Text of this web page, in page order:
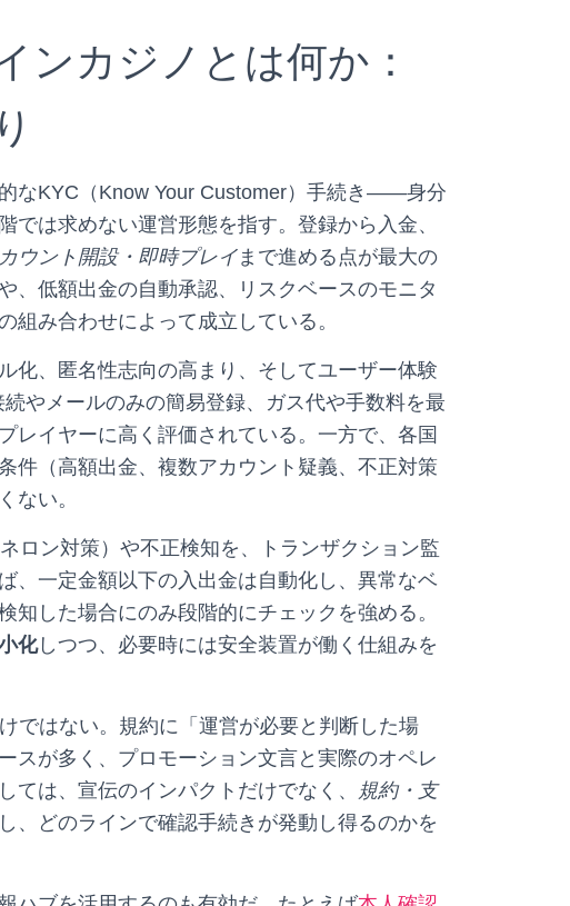
ンカジノとは何か：
なKYC（Know Your Customer）手続き――身分
は求めない運営形態を指す。登録から入金、
ウント開設・即時プレイまで進める点が最大の
、低額出金の自動承認、リスクベースのモニタ
組み合わせによって成立している。
化、匿名性志向の高まり、そしてユーザー体験
やメールのみの簡易登録、ガス代や手数料を最
レイヤーに高く評価されている。一方で、各国
件（高額出金、複数アカウント疑義、不正対策
ない。
ロン対策）や不正検知を、トランザクション監
、一定金額以下の入出金は自動化し、異常なベ
知した場合にのみ段階的にチェックを強める。
化しつつ、必要時には安全装置が働く仕組みを
ではない。規約に「運営が必要と判断した場
スが多く、プロモーション文言と実際のオペレ
ては、宣伝のインパクトだけでなく、 規約・支
、どのラインで確認手続きが発動し得るのかを